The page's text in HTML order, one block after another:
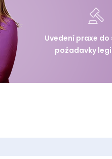
Uvedení praxe do
požadavky